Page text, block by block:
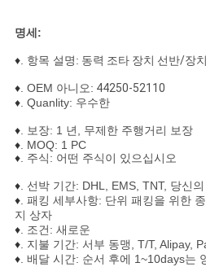
를
요
구
하
십
시
명세:
♦. 항목 설명: 동력 조타 장치 선반/장치
♦. OEM 아니오: 44250-52110
♦. Quanlity: 우수한
♦. 보장: 1 년, 무제한 주행거리 보장
♦. MOQ: 1 PC
♦. 주식: 어떤 주식이 있으십시오
♦. 선박 기간: DHL, EMS, TNT, 당신
♦. 패킹 세부사항: 단위 패킹을 위한
지 상자
♦. 조건: 새로운
♦. 지불 기간: 서부 동맹, T/T, Alipay,
♦. 배달 시간: 순서 후에 1~10days는